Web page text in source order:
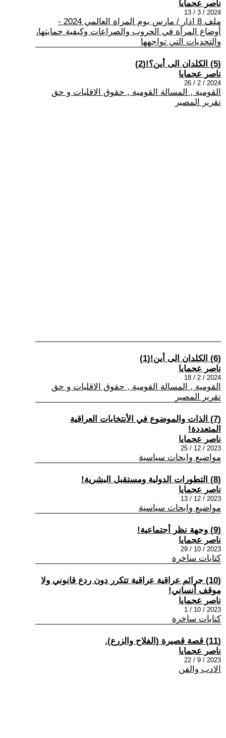
ناصر عجمايا
2024 / 3 / 13
ملف 8 اذار / مارس يوم المراة العالمي 2024 -
أوضاع المرأة في الحروب والصراعات وكيفية حمايتها،
والتحديات التي تواجهها
(5) الكلدان الى أين؟!(2)
ناصر عجمايا
2024 / 2 / 26
القومية , المسالة القومية , حقوق الاقليات و حق
تقرير المصير
(6) الكلدان الى أين!(1)
ناصر عجمايا
2024 / 2 / 18
القومية , المسالة القومية , حقوق الاقليات و حق
تقرير المصير
(7) الذات والموضوع في الأنتخابات العراقية
المتعددة!
ناصر عجمايا
2023 / 12 / 25
مواضيع وابحاث سياسية
(8) التطورات الدولية ومستقبل البشرية!
ناصر عجمايا
2023 / 12 / 13
مواضيع وابحاث سياسية
(9) وجهة نظر أجتماعية!
ناصر عجمايا
2023 / 10 / 29
كتابات ساخرة
(10) جرائم عراقية عراقية تتكرر دون ردع قانوني ولا
موقف أنساني!
ناصر عجمايا
2023 / 10 / 1
كتابات ساخرة
(11) قصة قصيرة (الفلاح والزرع).
ناصر عجمايا
2023 / 9 / 22
الادب والفن